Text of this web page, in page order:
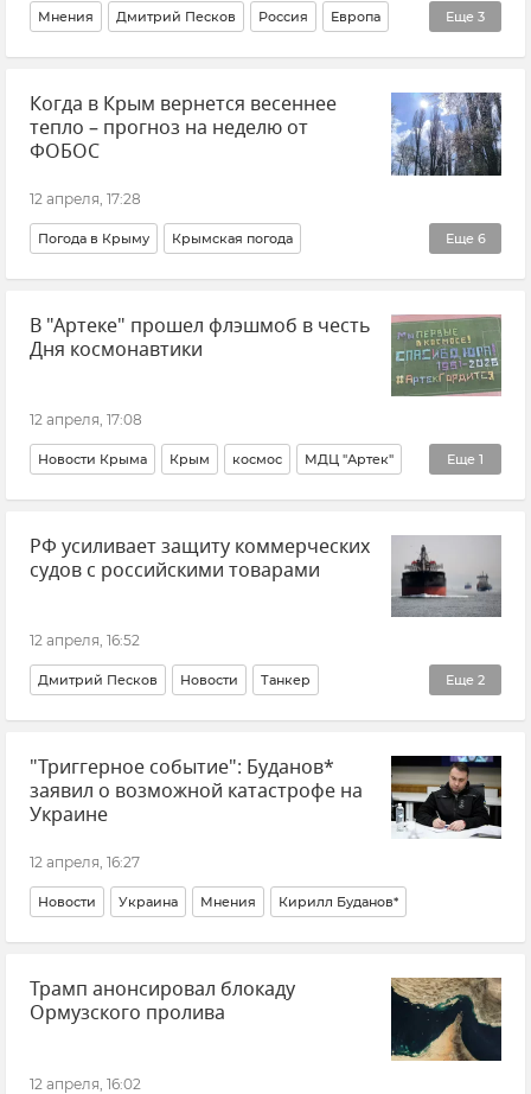
Еще 3
Мнения Дмитрий Песков Россия Европа
Европейский Союз (ЕС) НАТО Политика
Когда в Крым вернется весеннее
тепло – прогноз на неделю от
ФОБОС
12 апреля, 17:28
Еще 6
Погода в Крыму Крымская погода
Евгений Тишковец Центр погоды "ФОБОС"
Новости Крыма Крым Прогноз Погода
В "Артеке" прошел флэшмоб в честь
Дня космонавтики
12 апреля, 17:08
Еще 1
Новости Крыма Крым космос МДЦ "Артек"
Праздники и памятные даты
РФ усиливает защиту коммерческих
судов с российскими товарами
12 апреля, 16:52
Еще 2
Дмитрий Песков Новости Танкер
Вооруженные силы России Армия и флот
"Триггерное событие": Буданов*
заявил о возможной катастрофе на
Украине
12 апреля, 16:27
Новости Украина Мнения Кирилл Буданов*
Трамп анонсировал блокаду
Ормузского пролива
12 апреля, 16:02